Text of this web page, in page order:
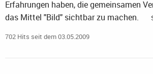
Erfahrungen haben, die gemeinsamen
das Mittel "Bild" sichtbar zu machen.
702 Hits seit dem 03.05.2009